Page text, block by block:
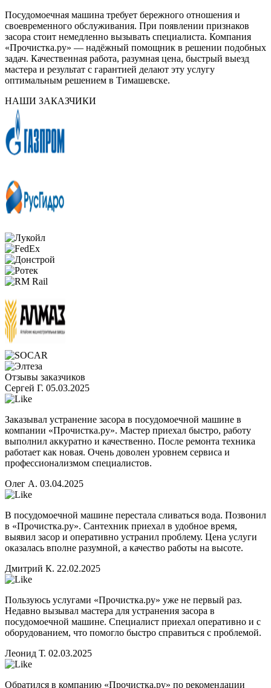
Посудомоечная машина требует бережного отношения и
своевременного обслуживания. При появлении признаков
засора стоит немедленно вызывать специалиста. Компания
«Прочистка.ру» — надёжный помощник в решении подобных
задач. Качественная работа, разумная цена, быстрый выезд
мастера и результат с гарантией делают эту услугу
оптимальным решением в Тимашевске.
НАШИ ЗАКАЗЧИКИ
Отзывы заказчиков
Сергей Г. 05.03.2025
Заказывал устранение засора в посудомоечной машине в
компании «Прочистка.ру». Мастер приехал быстро, работу
выполнил аккуратно и качественно. После ремонта техника
работает как новая. Очень доволен уровнем сервиса и
профессионализмом специалистов.
Олег А. 03.04.2025
В посудомоечной машине перестала сливаться вода. Позвонил
в «Прочистка.ру». Сантехник приехал в удобное время,
выявил засор и оперативно устранил проблему. Цена услуги
оказалась вполне разумной, а качество работы на высоте.
Дмитрий К. 22.02.2025
Пользуюсь услугами «Прочистка.ру» уже не первый раз.
Недавно вызывал мастера для устранения засора в
посудомоечной машине. Специалист приехал оперативно и с
оборудованием, что помогло быстро справиться с проблемой.
Леонид Т. 02.03.2025
Обратился в компанию «Прочистка.ру» по рекомендации